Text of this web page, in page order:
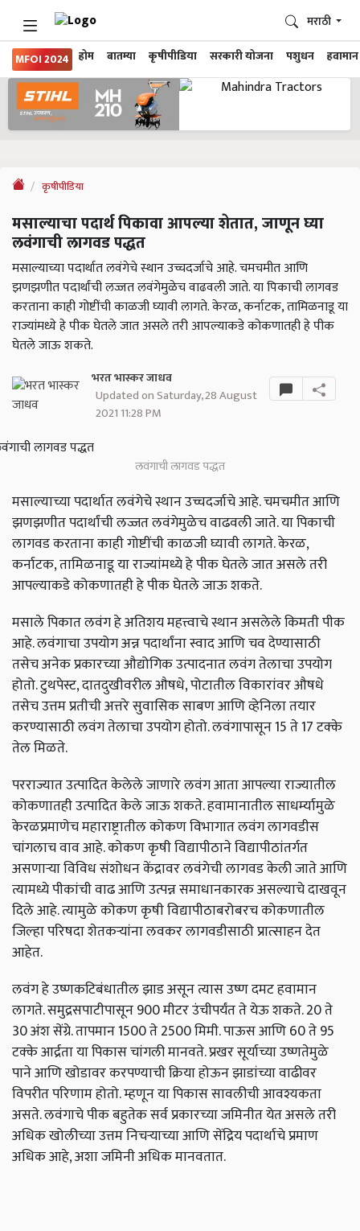
MFOI 2024 होम बातम्या कृषीपीडिया सरकारी योजना पशुधन हवामान
मराठी
कृषीपीडिया
मसाल्याचा पदार्थ पिकावा आपल्या शेतात, जाणून घ्या
लवंगाची लागवड पद्धत
मसाल्याच्या पदार्थात लवंगेचे स्थान उच्चदर्जाचे आहे. चमचमीत आणि
झणझणीत पदार्थांची लज्जत लवंगेमुळेच वाढवली जाते. या पिकाची लागवड
करताना काही गोष्टींची काळजी घ्यावी लागते. केरळ, कर्नाटक, तामिळनाडू या
राज्यांमध्ये हे पीक घेतले जात असले तरी आपल्याकडे कोकणातही हे पीक
घेतले जाऊ शकते.
भरत भास्कर जाधव
Updated on Saturday, 28 August
2021 11:28 PM
लवंगाची लागवड पद्धत
मसाल्याच्या पदार्थात लवंगेचे स्थान उच्चदर्जाचे आहे. चमचमीत आणि
झणझणीत पदार्थांची लज्जत लवंगेमुळेच वाढवली जाते. या पिकाची
लागवड करताना काही गोष्टींची काळजी घ्यावी लागते. केरळ,
कर्नाटक,तामिळनाडू या राज्यांमध्ये हे पीक घेतले जात असले तरी
आपल्याकडे कोकणातही हे पीक घेतले जाऊ शकते.
मसाले पिकात लवंग हे अतिशय महत्त्वाचे स्थान असलेले किमती पीक
आहे. लवंगाचा उपयोग अन्न पदार्थांना स्वाद आणि चव देण्यासाठी
तसेच अनेक प्रकारच्या औद्योगिक उत्पादनात लवंग तेलाचा उपयोग
होतो. टुथपेस्ट,दातदुखीवरील औषधे,पोटातील विकारांवर औषधे
तसेच उत्तम प्रतीची अत्तरे सुवासिक साबण आणि व्हेनिला तयार
करण्यासाठी लवंग तेलाचा उपयोग होतो. लवंगापासून15ते17टक्के
तेल मिळते.
परराज्यात उत्पादित केलेले जाणारे लवंग आता आपल्या राज्यातील
कोकणातही उत्पादित केले जाऊ शकते. हवामानातील साधर्म्यामुळे
केरळप्रमाणेच महाराष्ट्रातील कोकण विभागात लवंग लागवडीस
चांगलाच वाव आहे. कोकण कृषी विद्यापीठाने विद्यापीठांतर्गत
असणार्‍या विविध संशोधन केंद्रावर लवंगेची लागवड केली जाते आणि
त्यामध्ये पीकांची वाढ आणि उत्पन्न समाधानकारक असल्याचे दाखवून
दिले आहे. त्यामुळे कोकण कृषी विद्यापीठाबरोबरच कोकणातील
जिल्हा परिषदा शेतकर्‍यांना लवकर लागवडीसाठी प्रात्साहन देत
आहेत.
लवंग हे उष्णकटिबंधातील झाड असून त्यास उष्ण दमट हवामान
लागते. समुद्रसपाटीपासून 900मीटर उंचीपर्यंत ते येऊ शकते.20ते
30अंश सेंग्रे. तापमान1500ते2500मिमी. पाऊस आणि60ते95
टक्के आर्द्रता या पिकास चांगली मानवते. प्रखर सूर्याच्या उष्णतेमुळे
पाने आणि खोडावर करपण्याची क्रिया होऊन झाडांच्या वाढीवर
विपरीत परिणाम होतो. म्हणून या पिकास सावलीची आवश्यकता
असते. लवंगाचे पीक बहुतेक सर्व प्रकारच्या जमिनीत येत असले तरी
अधिक खोलीच्या उत्तम निचर्‍याच्या आणि सेंद्रिय पदार्थाचे प्रमाण
अधिक आहे,अशा जमिनी अधिक मानवतात.